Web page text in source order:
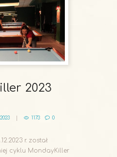
2023
1173
0
r. został
cyklu MondayKiller